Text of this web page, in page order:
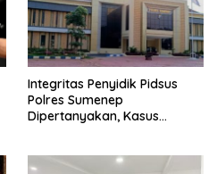
Integritas Penyidik Pidsus
Polres Sumenep
Dipertanyakan, Kasus
Kepastian